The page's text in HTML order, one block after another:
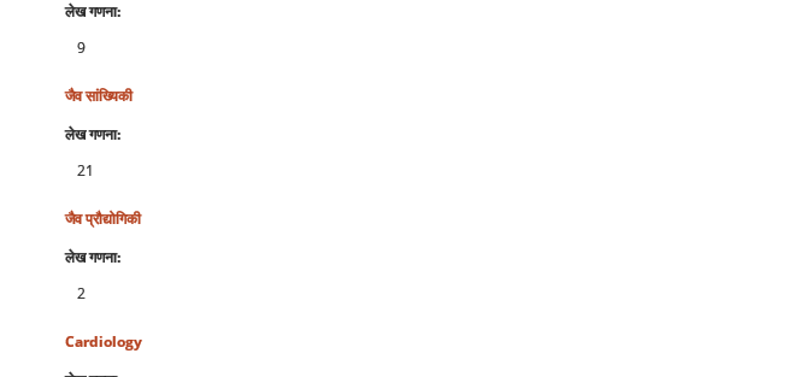
लेख गणना:
9
जैव सांख्यिकी
लेख गणना:
21
जैव प्रौद्योगिकी
लेख गणना:
2
Cardiology